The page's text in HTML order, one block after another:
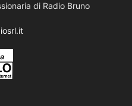
di Radio Bruno